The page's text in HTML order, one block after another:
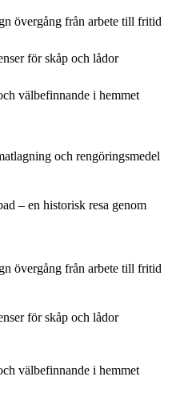
övergång från arbete till fritid
för skåp och lådor
välbefinnande i hemmet
och rengöringsmedel
– en historisk resa genom
övergång från arbete till fritid
för skåp och lådor
välbefinnande i hemmet